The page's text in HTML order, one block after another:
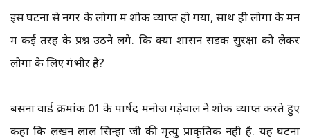
इस घटना से नगर के लोगों में शोक व्याप्त हो गया, साथ ही लोगों के मन
में कई तरह के प्रश्न उठने लगे. कि क्या शासन सड़क सुरक्षा को लेकर
लोगों के लिए गंभीर है?
बसना वार्ड क्रमांक 01 के पार्षद मनोज गड़ेवाल ने शोक व्याप्त करते हुए
कहा कि लखन लाल सिन्हा जी की मृत्यु प्राकृतिक नही है. यह घटना